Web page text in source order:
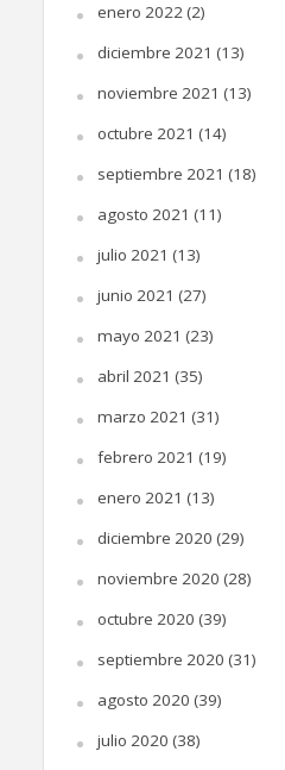
enero 2022(2)
diciembre 2021 (13)
noviembre 2021 (13)
octubre 2021 (14)
septiembre 2021 (18)
agosto 2021 (11)
julio 2021 (13)
junio 2021 (27)
mayo 2021 (23)
abril 2021 (35)
marzo 2021 (31)
febrero 2021 (19)
enero 2021 (13)
diciembre 2020 (29)
noviembre 2020 (28)
octubre 2020 (39)
septiembre 2020 (31)
agosto 2020 (39)
julio 2020 (38)